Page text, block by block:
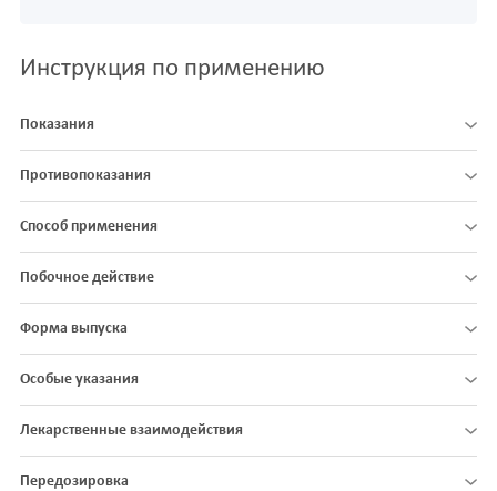
Инструкция по применению
Показания
Противопоказания
Способ применения
Побочное действие
Форма выпуска
Особые указания
Лекарственные взаимодействия
Передозировка